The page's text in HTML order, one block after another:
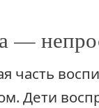
—
часть
Дети